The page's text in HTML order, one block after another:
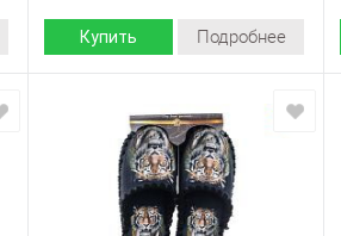
Купить Подробнее
Материал верха: Текстиль
Подошва : Пвх
производитель:
Турция
No brand